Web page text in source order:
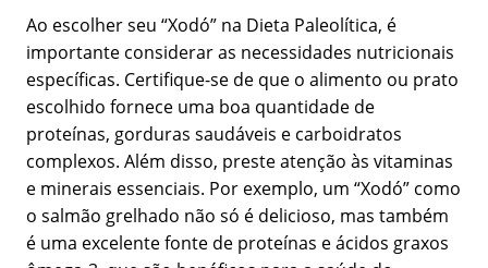
Ao escolher seu “Xodó” na Dieta Paleolítica, é
importante considerar as necessidades nutricionais
específicas. Certifique-se de que o alimento ou prato
escolhido fornece uma boa quantidade de
proteínas, gorduras saudáveis e carboidratos
complexos. Além disso, preste atenção às vitaminas
e minerais essenciais. Por exemplo, um “Xodó” como
o salmão grelhado não só é delicioso, mas também
é uma excelente fonte de proteínas e ácidos graxos